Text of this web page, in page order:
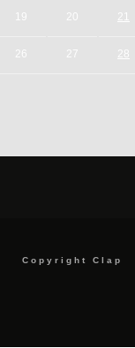
19 20 21
26 27 28
Copyright Clap